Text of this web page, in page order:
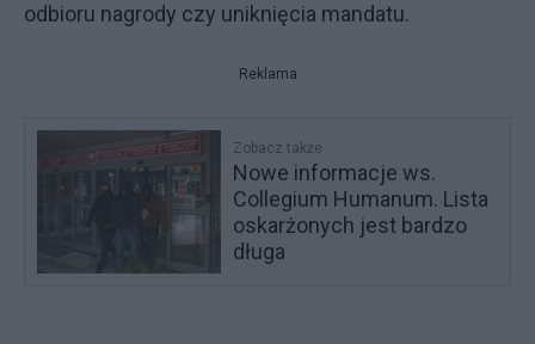
odbioru nagrody czy uniknięcia mandatu.
Reklama
Zobacz także
Nowe informacje ws.
Collegium Humanum. Lista
oskarżonych jest bardzo
długa